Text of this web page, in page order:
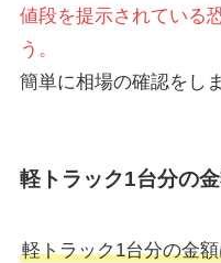
値段を提示されている
う。
簡単に相場の確認をしま
軽トラック1台分の
軽トラック1台分の金